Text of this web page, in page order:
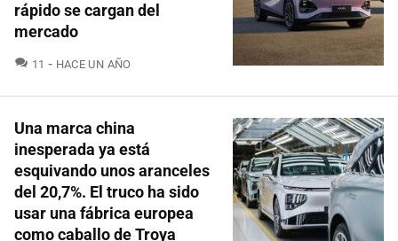
rápido se cargan del
mercado
11 COMENTARIOS
HACE UN AÑO
Una marca china
inesperada ya está
esquivando unos aranceles
del 20,7%. El truco ha sido
usar una fábrica europea
como caballo de Troya